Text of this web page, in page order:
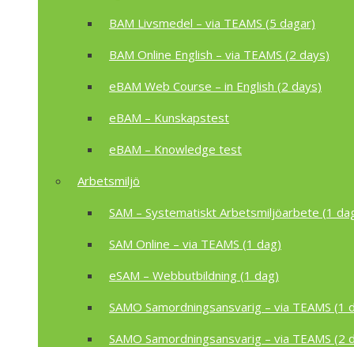
BAM Livsmedel – via TEAMS (5 dagar)
BAM Online English – via TEAMS (2 days)
eBAM Web Course – in English (2 days)
eBAM – Kunskapstest
eBAM – Knowledge test
Arbetsmiljö
SAM – Systematiskt Arbetsmiljöarbete (1
SAM Online – via TEAMS (1 dag)
eSAM – Webbutbildning (1 dag)
SAMO Samordningsansvarig – via TEAMS (1
SAMO Samordningsansvarig – via TEAMS (2